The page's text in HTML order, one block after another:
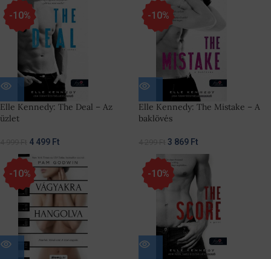
-10%
Elle Kennedy: The Deal – Az
üzlet
4 499 Ft
-10%
Elle Kennedy: The Mistake – A
baklövés
3 869 Ft
-10% -10%